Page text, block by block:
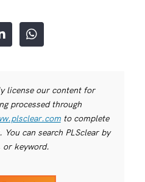
license our content for
processed through
to complete
can search PLSclear by
or keyword.